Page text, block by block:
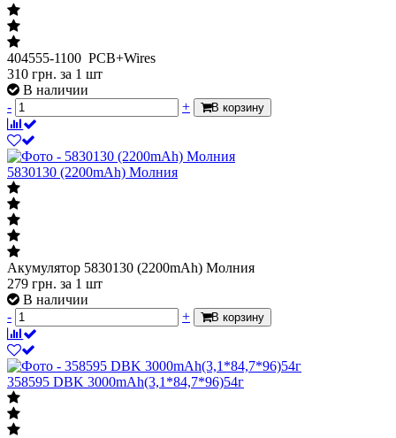
404555-1100 PCB+Wires
310 грн. за 1 шт
В наличии
-
+ В корзину
5830130 (2200mAh) Молния
Акумулятор 5830130 (2200mAh) Молния
279 грн. за 1 шт
В наличии
-
+ В корзину
358595 DBK 3000mAh(3,1*84,7*96)54г